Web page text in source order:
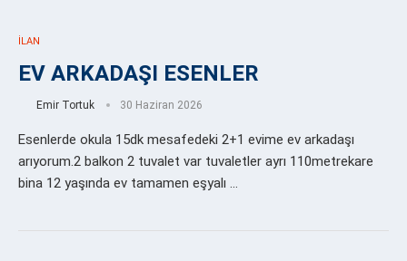
İLAN
EV ARKADAŞI ESENLER
Emir Tortuk 30 Haziran 2026
Esenlerde okula 15dk mesafedeki 2+1 evime ev arkadaşı
arıyorum.2 balkon 2 tuvalet var tuvaletler ayrı 110metrekare
bina 12 yaşında ev tamamen eşyalı …